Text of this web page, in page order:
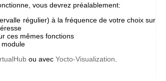
vous devrez préalablement:
régulier) à la fréquence de votre choix sur
ces mêmes fonctions
ou avec Yocto-Visualization